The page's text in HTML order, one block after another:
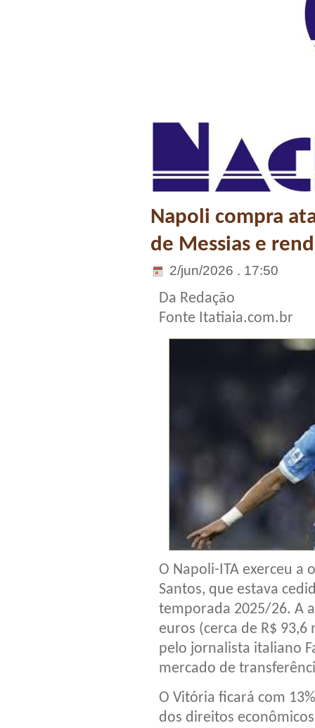
Napoli compra
de Messias e
2/jun/2026 . 17:50
Da Redação
Fonte Itatiaia.com.br
O Napoli-ITA exerceu a
Santos, que estava
temporada 2025/26. A
euros (cerca de R$
pelo jornalista italiano
mercado de
O Vitória ficará com
dos direitos